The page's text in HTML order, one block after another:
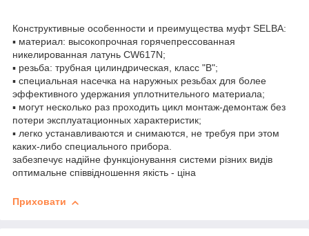
Конструктивные особенности и преимущества муфт SELBA:
▪ материал: высокопрочная горячепрессованная
никелированная латунь CW617N;
▪ резьба: трубная цилиндрическая, класс "В";
▪ специальная насечка на наружных резьбах для более
эффективного удержания уплотнительного материала;
▪ могут несколько раз проходить цикл монтаж-демонтаж без
потери эксплуатационных характеристик;
▪ легко устанавливаются и снимаются, не требуя при этом
каких-либо специального прибора.
забезпечує надійне функціонування системи різних видів
оптимальне співвідношення якість - ціна
Приховати